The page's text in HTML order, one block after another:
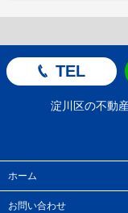
TEL
淀川区の不動
ホーム
お問い合わせ